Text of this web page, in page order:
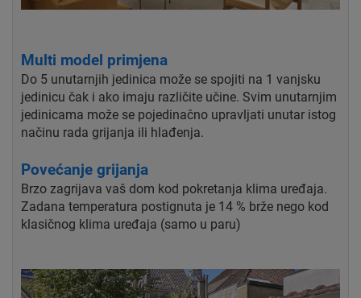
Multi model primjena
Do 5 unutarnjih jedinica može se spojiti na 1 vanjsku
jedinicu čak i ako imaju različite učine. Svim unutarnjim
jedinicama može se pojedinačno upravljati unutar istog
načinu rada grijanja ili hlađenja.
Povećanje grijanja
Brzo zagrijava vaš dom kod pokretanja klima uređaja.
Zadana temperatura postignuta je 14 % brže nego kod
klasičnog klima uređaja (samo u paru)